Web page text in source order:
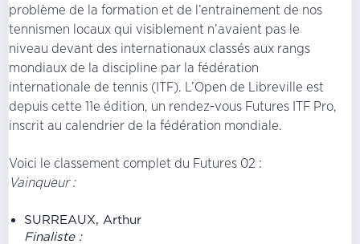
problème de la formation et de l’entrainement de nos
tennismen locaux qui visiblement n’avaient pas le
niveau devant des internationaux classés aux rangs
mondiaux de la discipline par la fédération
internationale de tennis (ITF). L’Open de Libreville est
depuis cette 11e édition, un rendez-vous Futures ITF Pro,
inscrit au calendrier de la fédération mondiale.
Voici le classement complet du Futures 02 :
Vainqueur :
SURREAUX, Arthur
Finaliste :